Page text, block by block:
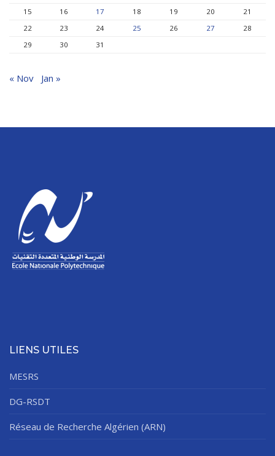
15
16 17 18 19 20
21
22
23 24 25 26 27
28
29
30 31
« Nov Jan »
LIENS UTILES
MESRS
DG-RSDT
Réseau de Recherche Algérien (ARN)